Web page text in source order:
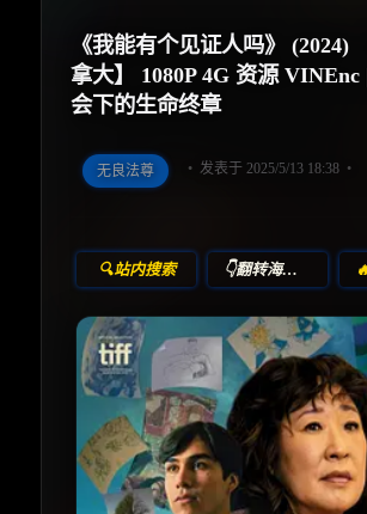
《我能有个见证人吗》 (2024)
拿大】 1080P 4G 资源
会下的生命终章
无良法尊 发表于 2025/5/13 18:38
🔍站内搜索 👇翻转海报！
《Can I Get a Witness?》
⭐
收藏
⭐️ 评分：暂无 | 🎬 2025年
夸克网